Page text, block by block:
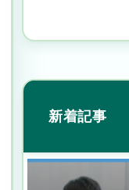
新着記事